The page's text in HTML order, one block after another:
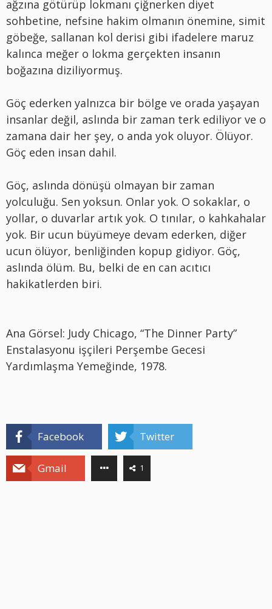
ağzına götürüp lokmanı çiğnerken diyet
sohbetine, nefsine hakim olmanın önemine, simit
göbeğe, sallanan kol derisi gibi ifadelere maruz
kalınca meğer o lokma gerçekten insanın
boğazına diziliyormuş.
Göç ederken yalnızca bir bölge ve orada yaşayan
insanlar değil, aslında bir zaman terk ediliyor ve o
zamana dair her şey, o anda yok oluyor. Ölüyor.
Göç eden insan dahil.
Göç, aslında dönüşü olmayan bir zaman
yolculuğu. Sen yoksun. Onlar yok. O sokaklar, o
yollar, o duvarlar artık yok. O tınılar, o kahkahalar
yok. Bir ucun büyümeye devam ederken, diğer
ucun ölüyor, benliğinden kopup gidiyor. Göç,
aslında ölüm. Bu, belki de en can acıtıcı
hakikatlerden biri.
Ana Görsel: Judy Chicago, “The Dinner Party”
Enstalasyonu işçileri Perşembe Gecesi
Yardımlaşma Yemeğinde, 1978.
Facebook Twitter
Gmail 1